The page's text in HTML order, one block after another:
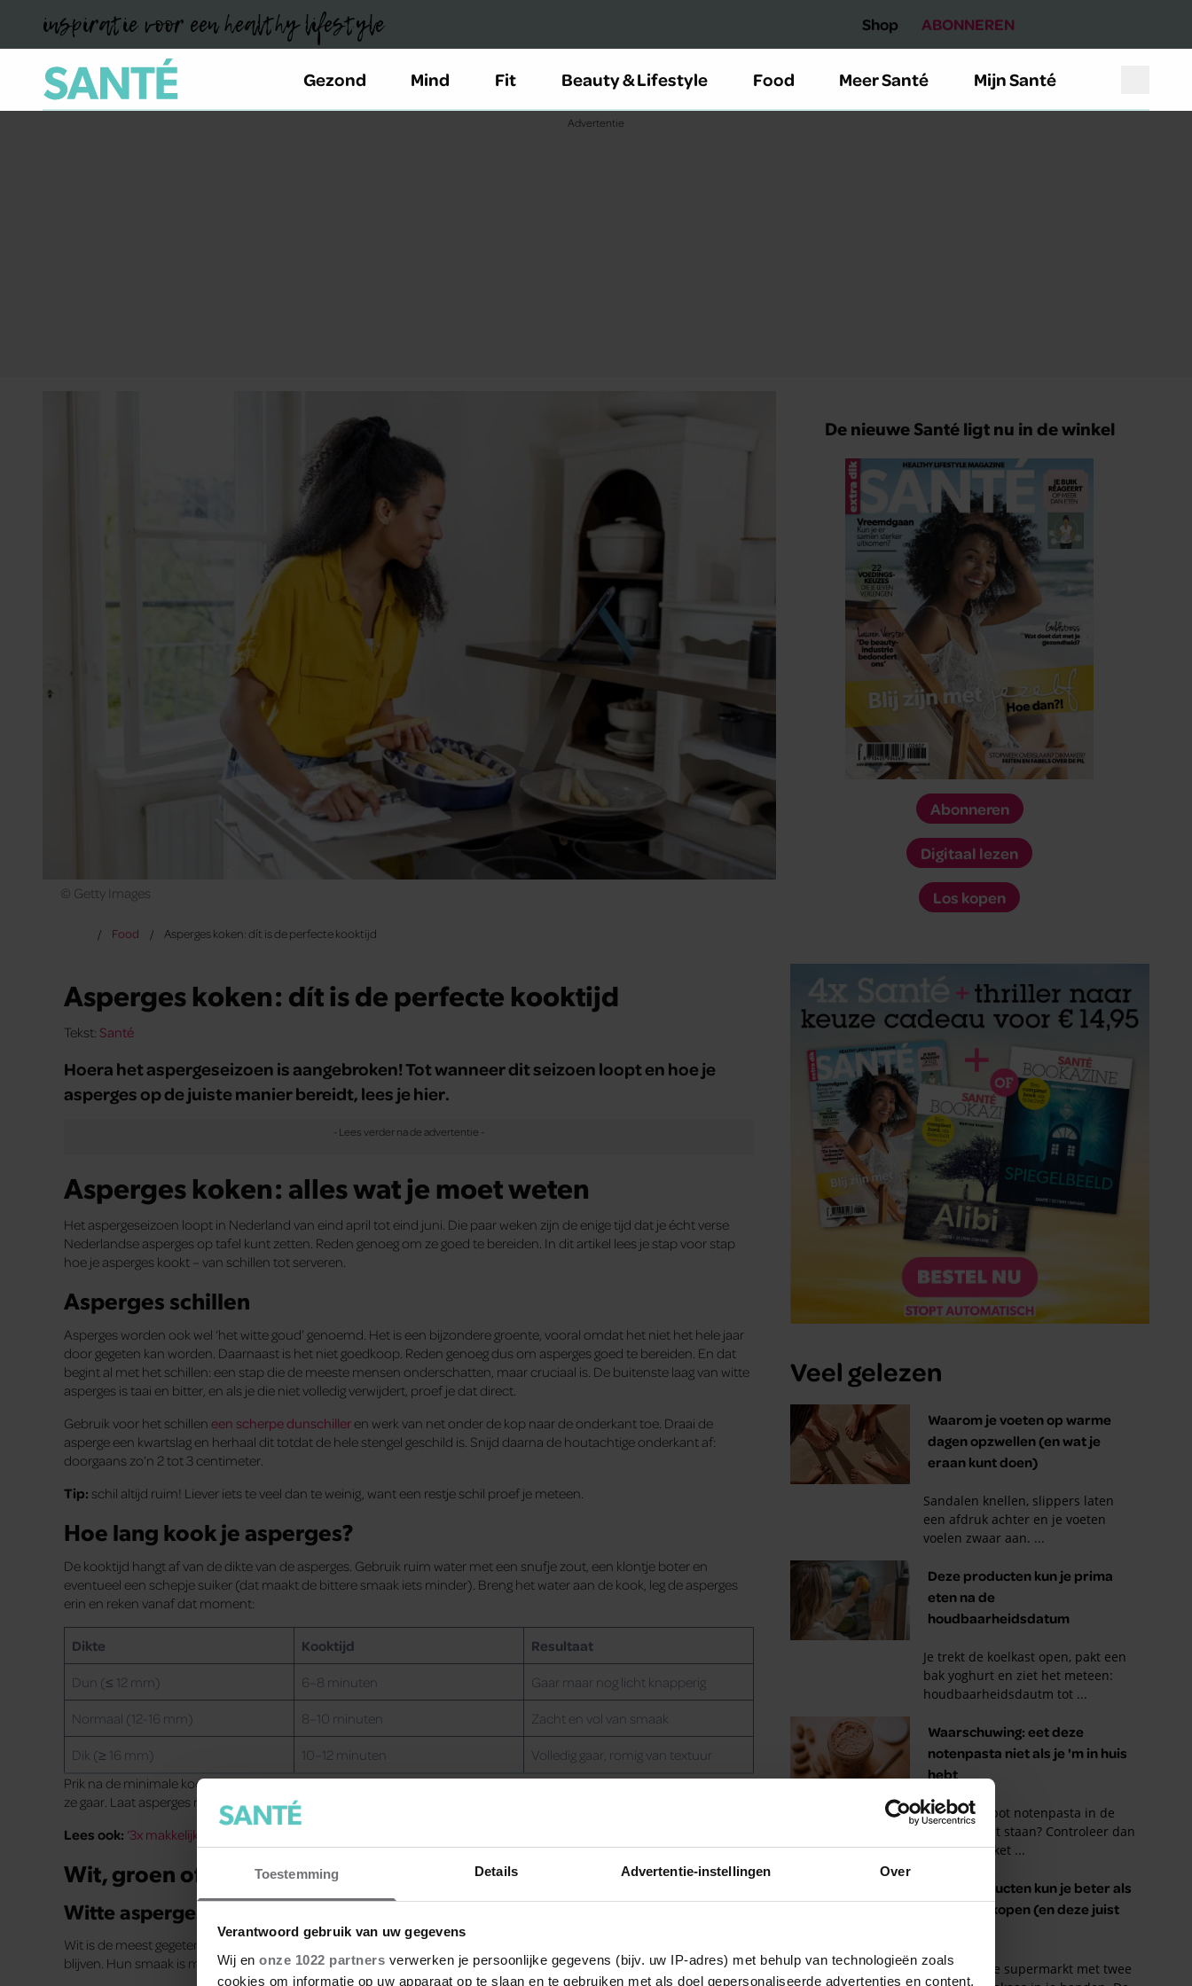
Toestemming Details Advertentie-instellingen Over
Verantwoord gebruik van uw gegevens
Wij en onze 1022 partners verwerken je persoonlijke gegevens (bijv. uw IP-adres) met behulp van technologieën zoals
cookies om informatie op uw apparaat op te slaan en te gebruiken met als doel gepersonaliseerde advertenties en content,
inspiratie voor een healthy lifestyle Shop ABONNEREN
Gezond Mind Fit Beauty & Lifestyle Food Meer Santé Mijn Santé
© Getty Images
Food Asperges koken: dít is de perfecte kooktijd
Asperges koken: dít is de perfecte kooktijd
Tekst: Santé
Hoera het aspergeseizoen is aangebroken! Tot wanneer dit seizoen loopt en hoe je
asperges op de juiste manier bereidt, lees je hier.
Asperges koken: alles wat je moet weten
Het aspergeseizoen loopt in Nederland van eind april tot eind juni. Die paar weken zijn de enige tijd dat je écht verse
Nederlandse asperges op tafel kunt zetten. Reden genoeg om ze goed te bereiden. In dit artikel lees je stap voor stap
hoe je asperges kookt – van schillen tot serveren.
Asperges schillen
Asperges worden ook wel ‘het witte goud’ genoemd. Het is een bijzondere groente, vooral omdat het niet het hele jaar
door gegeten kan worden. Daarnaast is het niet goedkoop. Reden genoeg dus om asperges goed te bereiden. En dat
begint al met het schillen: een stap die de meeste mensen onderschatten, maar cruciaal is. De buitenste laag van witte
asperges is taai en bitter, en als je die niet volledig verwijdert, proef je dat direct.
Gebruik voor het schillen een scherpe dunschiller en werk van net onder de kop naar de onderkant toe. Draai de
asperge een kwartslag en herhaal dit totdat de hele stengel geschild is. Snijd daarna de houtachtige onderkant af:
doorgaans zo’n 2 tot 3 centimeter.
Tip: schil altijd ruim! Liever iets te veel dan te weinig, want een restje schil proef je meteen.
Hoe lang kook je asperges?
De kooktijd hangt af van de dikte van de asperges. Gebruik ruim water met een snufje zout, een klontje boter en
eventueel een schepje suiker (dat maakt de bittere smaak iets minder). Breng het water aan de kook, leg de asperges
erin en reken vanaf dat moment:
Dikte Kooktijd Resultaat
Dun (≤ 12 mm) 6–8 minuten Gaar maar nog licht knapperig
Normaal (12-16 mm) 8–10 minuten Zacht en vol van smaak
Dik (≥ 16 mm) 10–12 minuten
Volledig gaar, romig van textuur
Prik na de minimale kooktijd met een vork in de onderkant van een asperge. Prikt deze er makkelijk doorheen? Dan zijn
ze gaar. Laat asperges niet te lang koken, dan worden ze papperig en verliezen ze hun smaak.
Lees ook: ‘3x makkelijke recepten met asperges’
Wit, groen of paars
Witte asperges
Wit is de meest gegeten aspergesoort in Nederland. Ze groeien onder de grond en zien nooit zonlicht, waardoor ze wit
blijven. Hun smaak is mild en fijn.
De nieuwe Santé ligt nu in de winkel
Abonneren
Digitaal lezen
Los kopen